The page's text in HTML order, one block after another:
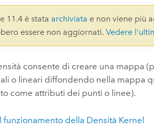
11.4 è stata archiviata e non viene più
essere non aggiornati.Vedere
consente di creare una mappa
o lineari diffondendo nella mappa
come attributi dei punti o linee).
della Densità Kernel